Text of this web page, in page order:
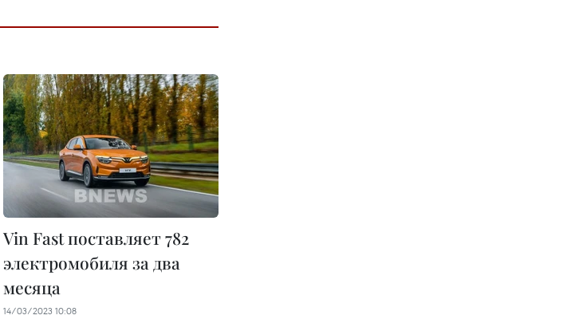
Vin Fast поставляет 782
электромобиля за два
месяца
14/03/2023 10:08